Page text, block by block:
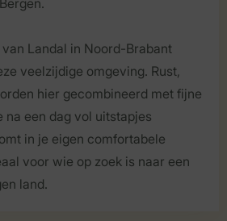
Landal in Noord-Brabant
veelzijdige omgeving. Rust,
hier gecombineerd met fijne
een dag vol uitstapjes
in je eigen comfortabele
voor wie op zoek is naar een
land.